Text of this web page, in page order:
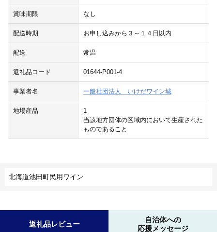
賞味期限 なし
配送時期 お申し込みから３～１４日以内
配送 常温
返礼品コード 01644-P001-4
事業者名 一般社団法人 いけだワイン城
地場産品
1
当該地方団体の区域内において生産された
ものであること
北海道池田町民用ワイン
返礼品レビュー
自治体への
応援メッセージ